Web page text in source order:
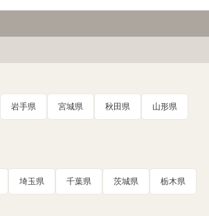
岩手県 宮城県 秋田県 山形県
埼玉県 千葉県 茨城県 栃木県